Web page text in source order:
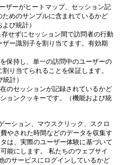
ザーがヒートマップ、セッション記
めのサンプルに含まれているかど
び統計）
せずにセッション間で訪問者の行動
ー識別子を割り当てます。有効期
保持し、単一の訪問中のユーザーの
り当てられることを保証します。
計）
のセッションが記録されているかど
ョンクッキーです。（機能および統
ーション、マウスクリック、スクロ
やされた時間などのデータを収集す
は、実際のユーザー体験に基づいて
能にします。 私たちのウェブサイ
のサービスにログインしているかど